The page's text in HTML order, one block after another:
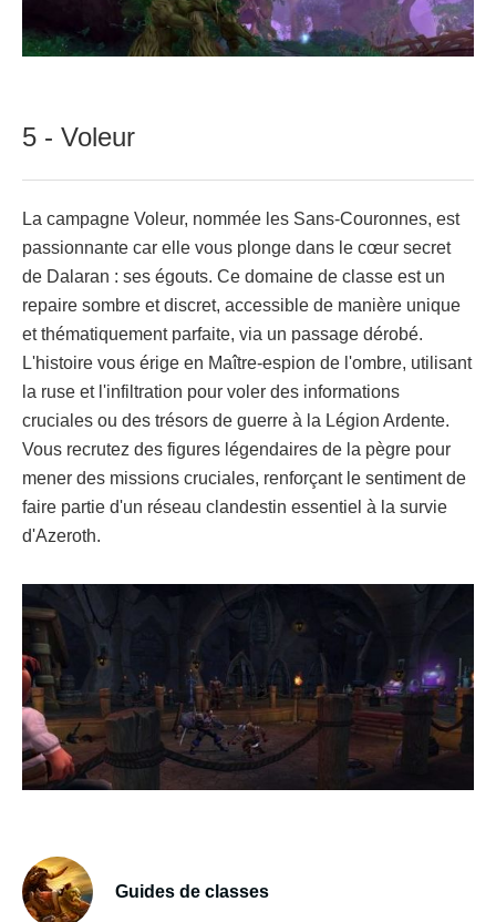
5 - Voleur
La campagne Voleur, nommée les Sans-Couronnes, est
passionnante car elle vous plonge dans le cœur secret
de Dalaran : ses égouts. Ce domaine de classe est un
repaire sombre et discret, accessible de manière unique
et thématiquement parfaite, via un passage dérobé.
L'histoire vous érige en Maître-espion de l'ombre, utilisant
la ruse et l'infiltration pour voler des informations
cruciales ou des trésors de guerre à la Légion Ardente.
Vous recrutez des figures légendaires de la pègre pour
mener des missions cruciales, renforçant le sentiment de
faire partie d'un réseau clandestin essentiel à la survie
d'Azeroth.
Guides de classes